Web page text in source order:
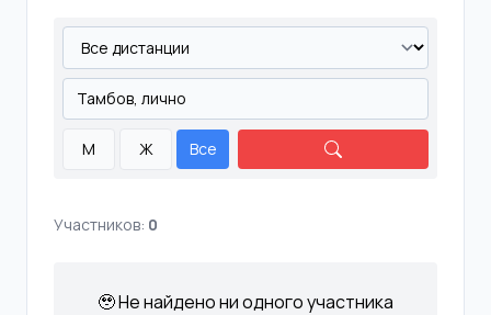
М Ж Все
Участников: 0
🥹 Не найдено ни одного участника